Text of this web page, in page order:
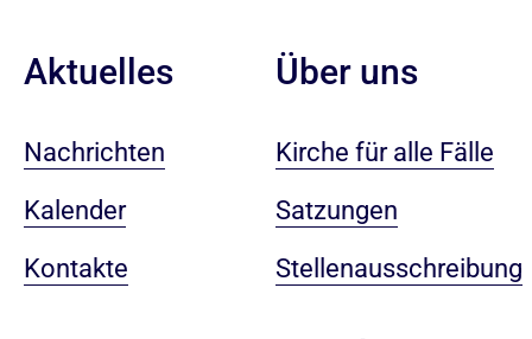
Aktuelles
Nachrichten
Kalender
Kontakte
Über uns
Kirche für alle Fälle
Satzungen
Stellenausschreibung